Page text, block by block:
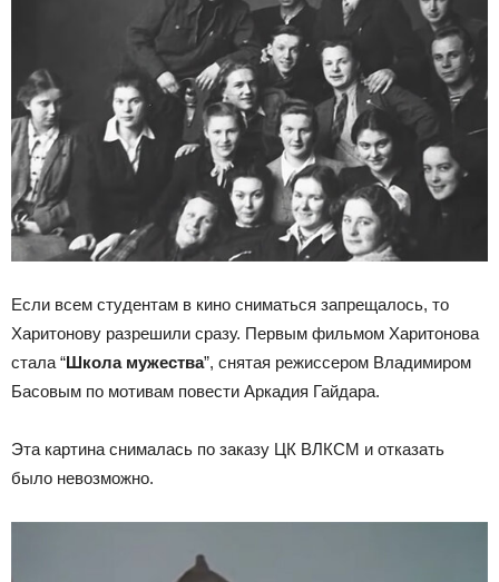
Если всем студентам в кино сниматься запрещалось, то
Харитонову разрешили сразу. Первым фильмом Харитонова
стала “Школа мужества”, снятая режиссером Владимиром
Басовым по мотивам повести Аркадия Гайдара.
Эта картина снималась по заказу ЦК ВЛКСМ и отказать
было невозможно.